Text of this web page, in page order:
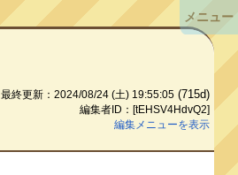
最終更新：2024/08/24 (土) 19:55:05 (715d)
編集者ID：[tEHSV4HdvQ2]
編集メニューを表示
メニュー